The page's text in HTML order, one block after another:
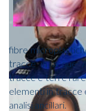
fibre
tracce in acque
tracce e terre rare
elementi in tracce
analisi ancillari.